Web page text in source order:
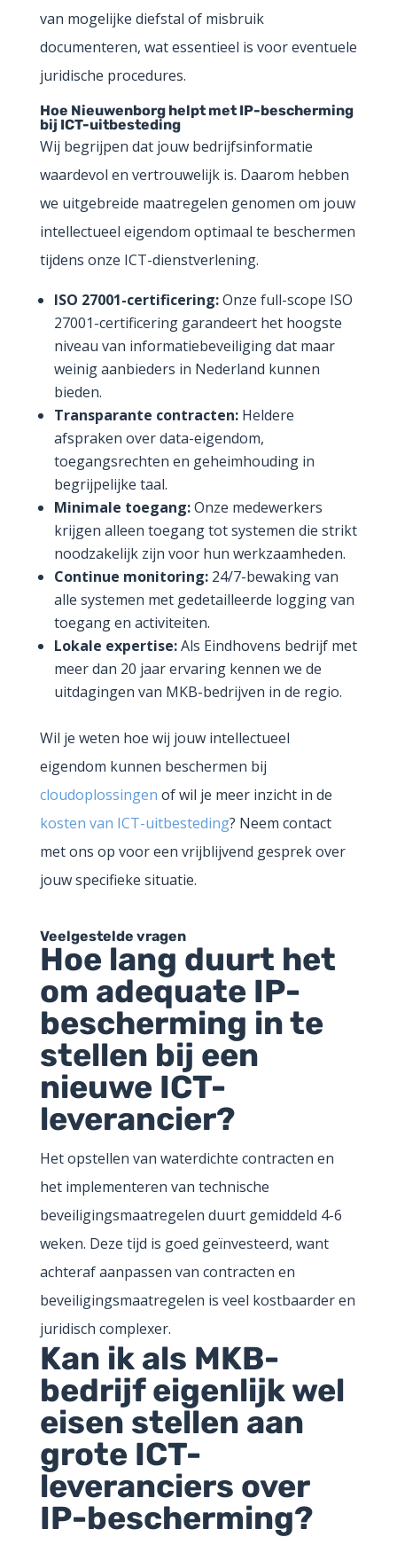
van mogelijke diefstal of misbruik
documenteren, wat essentieel is voor eventuele
juridische procedures.
Hoe Nieuwenborg helpt met IP-bescherming
bij ICT-uitbesteding
Wij begrijpen dat jouw bedrijfsinformatie
waardevol en vertrouwelijk is. Daarom hebben
we uitgebreide maatregelen genomen om jouw
intellectueel eigendom optimaal te beschermen
tijdens onze ICT-dienstverlening.
ISO 27001-certificering:Onze full-scope ISO
27001-certificering garandeert het hoogste
niveau van informatiebeveiliging dat maar
weinig aanbieders in Nederland kunnen
bieden.
Transparante contracten:Heldere
afspraken over data-eigendom,
toegangsrechten en geheimhouding in
begrijpelijke taal.
Minimale toegang:Onze medewerkers
krijgen alleen toegang tot systemen die strikt
noodzakelijk zijn voor hun werkzaamheden.
Continue monitoring:24/7-bewaking van
alle systemen met gedetailleerde logging van
toegang en activiteiten.
Lokale expertise:Als Eindhovens bedrijf met
meer dan 20 jaar ervaring kennen we de
uitdagingen van MKB-bedrijven in de regio.
Wil je weten hoe wij jouw intellectueel
eigendom kunnen beschermen bij
cloudoplossingen of wil je meer inzicht in de
kosten van ICT-uitbesteding? Neem contact
met ons op voor een vrijblijvend gesprek over
jouw specifieke situatie.
Veelgestelde vragen
Hoe lang duurt het
om adequate IP-
bescherming in te
stellen bij een
nieuwe ICT-
leverancier?
Het opstellen van waterdichte contracten en
het implementeren van technische
beveiligingsmaatregelen duurt gemiddeld 4-6
weken. Deze tijd is goed geïnvesteerd, want
achteraf aanpassen van contracten en
beveiligingsmaatregelen is veel kostbaarder en
juridisch complexer.
Kan ik als MKB-
bedrijf eigenlijk wel
eisen stellen aan
grote ICT-
leveranciers over
IP-bescherming?